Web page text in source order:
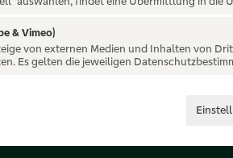
& Vimeo)
von externen Medien und Inhalten von
Es gelten die jeweiligen